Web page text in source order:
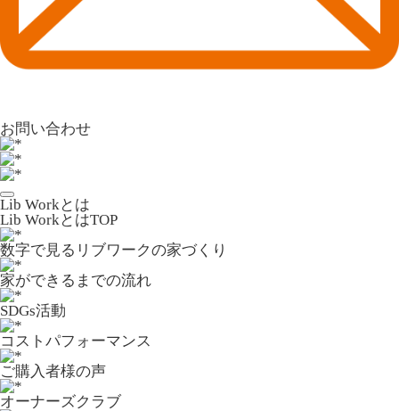
お問い合わせ
Lib Workとは
Lib WorkとはTOP
数字で⾒るリブワークの家づくり
家ができるまでの流れ
SDGs活動
コストパフォーマンス
ご購入者様の声
オーナーズクラブ